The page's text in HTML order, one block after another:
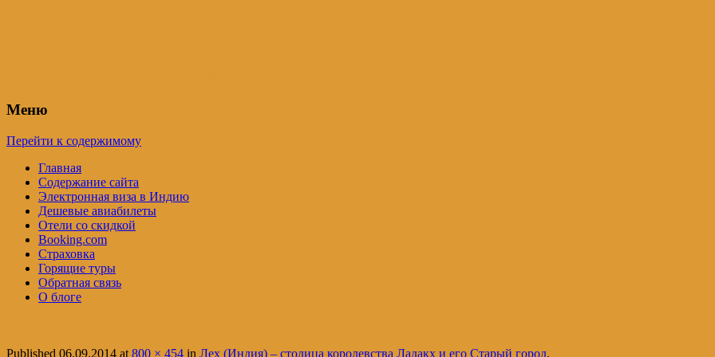
Меню
Перейти к содержимому
Главная
Содержание сайта
Электронная виза в Индию
Дешевые авиабилеты
Отели со скидкой
Booking.com
Страховка
Горящие туры
Обратная связь
О блоге
Published 06.09.2014 at800 × 454 in Лех (Индия) – столица королевства Ладакх и его Старый город.